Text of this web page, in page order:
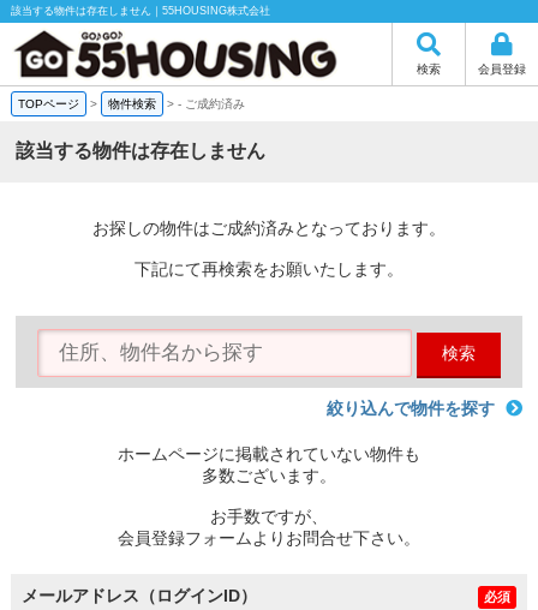
該当する物件は存在しません｜55HOUSING株式会社
検索 会員登録
TOPページ > 物件検索 >- ご成約済み
該当する物件は存在しません
お探しの物件はご成約済みとなっております。
下記にて再検索をお願いたします。
検索
絞り込んで物件を探す
ホームページに掲載されていない物件も
多数ございます。
お手数ですが、
会員登録フォームよりお問合せ下さい。
メールアドレス（ログインID） 必須